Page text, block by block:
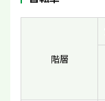
階層